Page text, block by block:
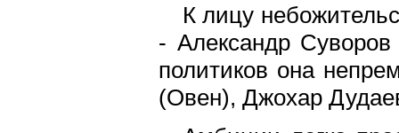
К лицу
- Александр
политиков она
(Овен), Джохар